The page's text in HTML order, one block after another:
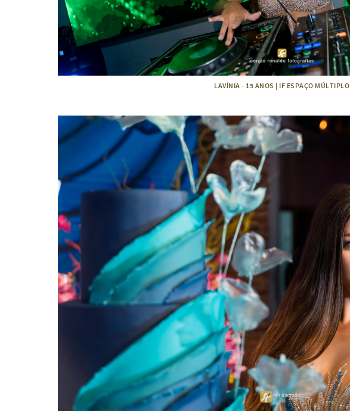
LAVÍNIA - 15 ANOS | IF ESPAÇO MÚLTIPLO